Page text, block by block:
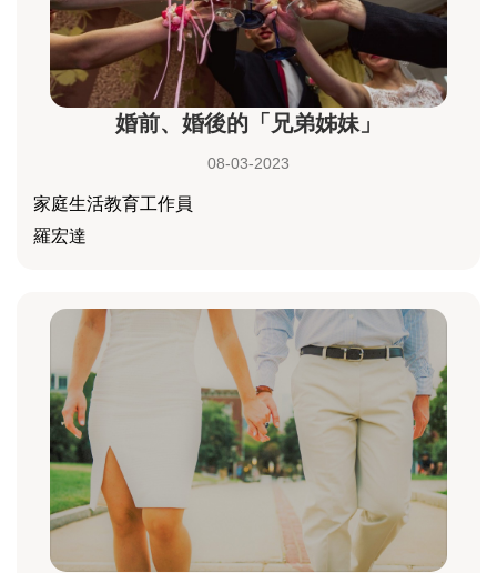
婚前、婚後的「兄弟姊妹」
08-03-2023
家庭生活教育工作員
羅宏達